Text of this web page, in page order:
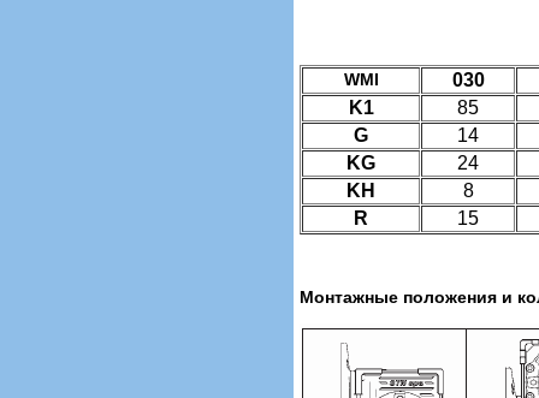
WMI
030
K1
85
G
14
KG
24
KH
8
R
15
Монтажные положения и